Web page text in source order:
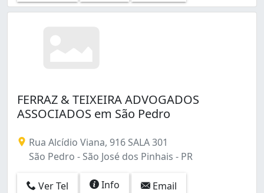
FERRAZ & TEIXEIRA ADVOGADOS
ASSOCIADOS em São Pedro
Rua Alcídio Viana, 916 SALA 301
São Pedro - São José dos Pinhais - PR
Ver Tel Info Email